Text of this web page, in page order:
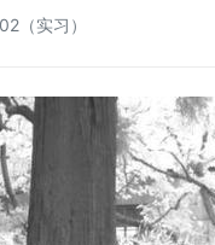
（实习）